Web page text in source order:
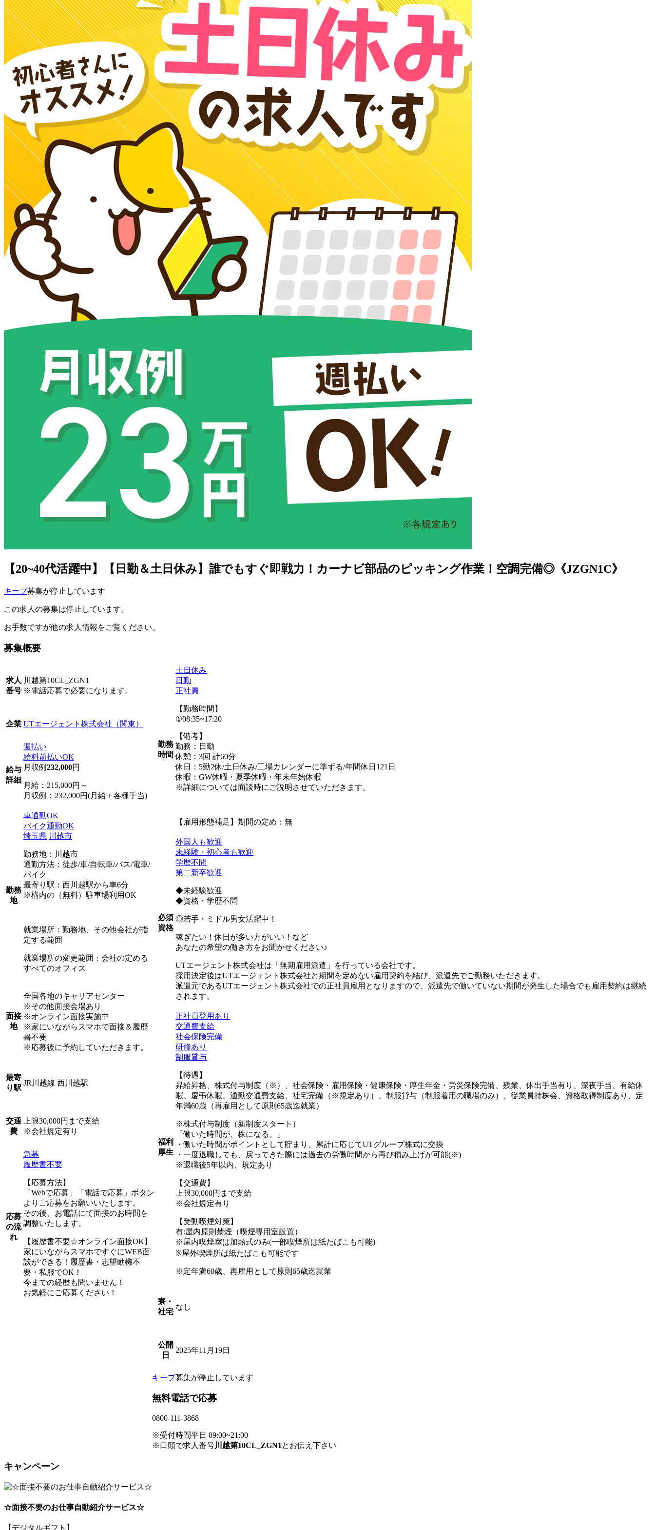
【20~40代活躍中】【日勤＆土日休み】誰でもすぐ即戦力！カーナビ部品のピッキング作業！空調完備◎《JZGN1C》
キープ募集が停止しています
この求人の募集は停止しています。
お手数ですが他の求人情報をご覧ください。
募集概要
求人
番号
川越第10CL_ZGN1
※電話応募で必要になります。
企業 UTエージェント株式会社（関東）
給与
詳細
週払い
給料前払いOK
月収例 232,000円
月給：215,000円～
月収例：232,000円(月給＋各種手当)
勤務
地
車通勤OK
バイク通勤OK
埼玉県 川越市
勤務地：川越市
通勤方法：徒歩/車/自転車/バス/電車/
バイク
最寄り駅：西川越駅から車6分
※構内の（無料）駐車場利用OK
就業場所：勤務地、その他会社が指
定する範囲
就業場所の変更範囲：会社の定める
すべてのオフィス
面接
地
全国各地のキャリアセンター
※その他面接会場あり
※オンライン面接実施中
※家にいながらスマホで面接＆履歴
書不要
※応募後に予約していただきます。
最寄
り駅
JR川越線 西川越駅
交通
費
上限30,000円まで支給
※会社規定有り
応募
の流
れ
急募
履歴書不要
【応募方法】
「Webで応募」「電話で応募」ボタン
よりご応募をお願いいたします。
その後、お電話にて面接のお時間を
調整いたします。
【履歴書不要☆オンライン面接OK】
家にいながらスマホですぐにWEB面
談ができる！履歴書・志望動機不
要・私服でOK！
今までの経歴も問いません！
お気軽にご応募ください！
勤務
時間
土日休み
日勤
正社員
【勤務時間】
①08:35~17:20
【備考】
勤務：日勤
休憩：3回 計60分
休日：5勤2休/土日休み/工場カレンダーに準ずる/年間休日121日
休暇：GW休暇・夏季休暇・年末年始休暇
※詳細については面談時にご説明させていただきます。
【雇用形態補足】期間の定め：無
必須
資格
外国人も歓迎
未経験・初心者も歓迎
学歴不問
第二新卒歓迎
◆未経験歓迎
◆資格・学歴不問
◎若手・ミドル男女活躍中！
稼ぎたい！休日が多い方がいい！など
あなたの希望の働き方をお聞かせください♪
UTエージェント株式会社は「無期雇用派遣」を行っている会社です。
採用決定後はUTエージェント株式会社と期間を定めない雇用契約を結び、派遣先でご勤務いただきます。
派遣元であるUTエージェント株式会社での正社員雇用となりますので、派遣先で働いていない期間が発生した場合でも雇用契約は継続
されます。
福利
厚生
正社員登用あり
交通費支給
社会保険完備
研修あり
制服貸与
【待遇】
昇給昇格、株式付与制度（※）、社会保険・雇用保険・健康保険・厚生年金・労災保険完備、残業、休出手当有り、深夜手当、有給休
暇、慶弔休暇、通勤交通費支給、社宅完備（※規定あり）、制服貸与（制服着用の職場のみ）、従業員持株会、資格取得制度あり、定
年満60歳（再雇用として原則65歳迄就業）
※株式付与制度（新制度スタート）
「働いた時間が、株になる。」
・働いた時間がポイントとして貯まり、累計に応じてUTグループ株式に交換
・一度退職しても、戻ってきた際には過去の労働時間から再び積み上げが可能(※)
※退職後5年以内、規定あり
【交通費】
上限30,000円まで支給
※会社規定有り
【受動喫煙対策】
有:屋内原則禁煙（喫煙専用室設置）
※屋内喫煙室は加熱式のみ(一部喫煙所は紙たばこも可能)
※屋外喫煙所は紙たばこも可能です
※定年満60歳、再雇用として原則65歳迄就業
寮・
社宅
なし
公開
日
2025年11月19日
キープ募集が停止しています
無料電話で応募
0800-111-3868
※受付時間平日 09:00~21:00
※口頭で求人番号川越第10CL_ZGN1 とお伝え下さい
キャンペーン
☆面接不要のお仕事自動紹介サービス☆
【デジタルギフト】